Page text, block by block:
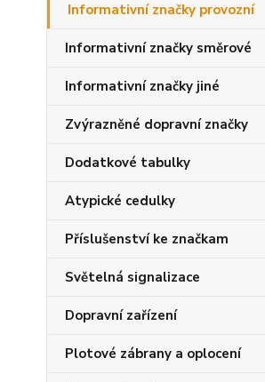
Informativní značky provozní
Informativní značky směrové
Informativní značky jiné
Zvýrazněné dopravní značky
Dodatkové tabulky
Atypické cedulky
Příslušenství ke značkam
Světelná signalizace
Dopravní zařízení
Plotové zábrany a oplocení